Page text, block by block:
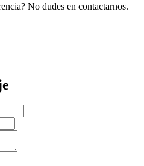
No dudes en contactarnos.